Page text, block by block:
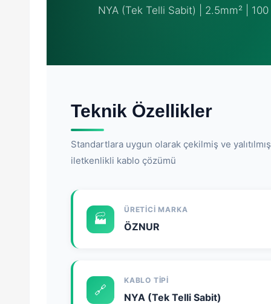
NYA (Tek Telli Sabit) | 2.5mm² |
Teknik Özellikler
Standartlara uygun olarak çekilmiş ve
iletkenlikli kablo çözümü
🏭
ÜRETICI MARKA
ÖZNUR
🔗
KABLO TIPI
NYA (Tek Telli Sabit)